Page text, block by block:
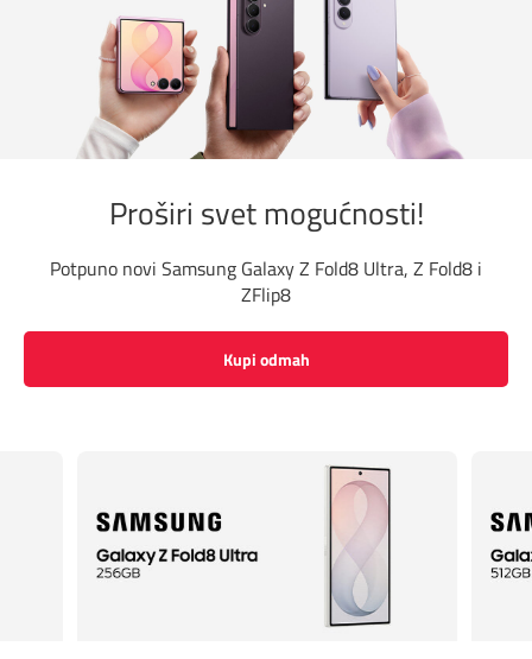
Proširi svet mogućnosti!
Potpuno novi Samsung Galaxy Z Fold8 Ultra, Z Fold8 i
ZFlip8
Kupi odmah